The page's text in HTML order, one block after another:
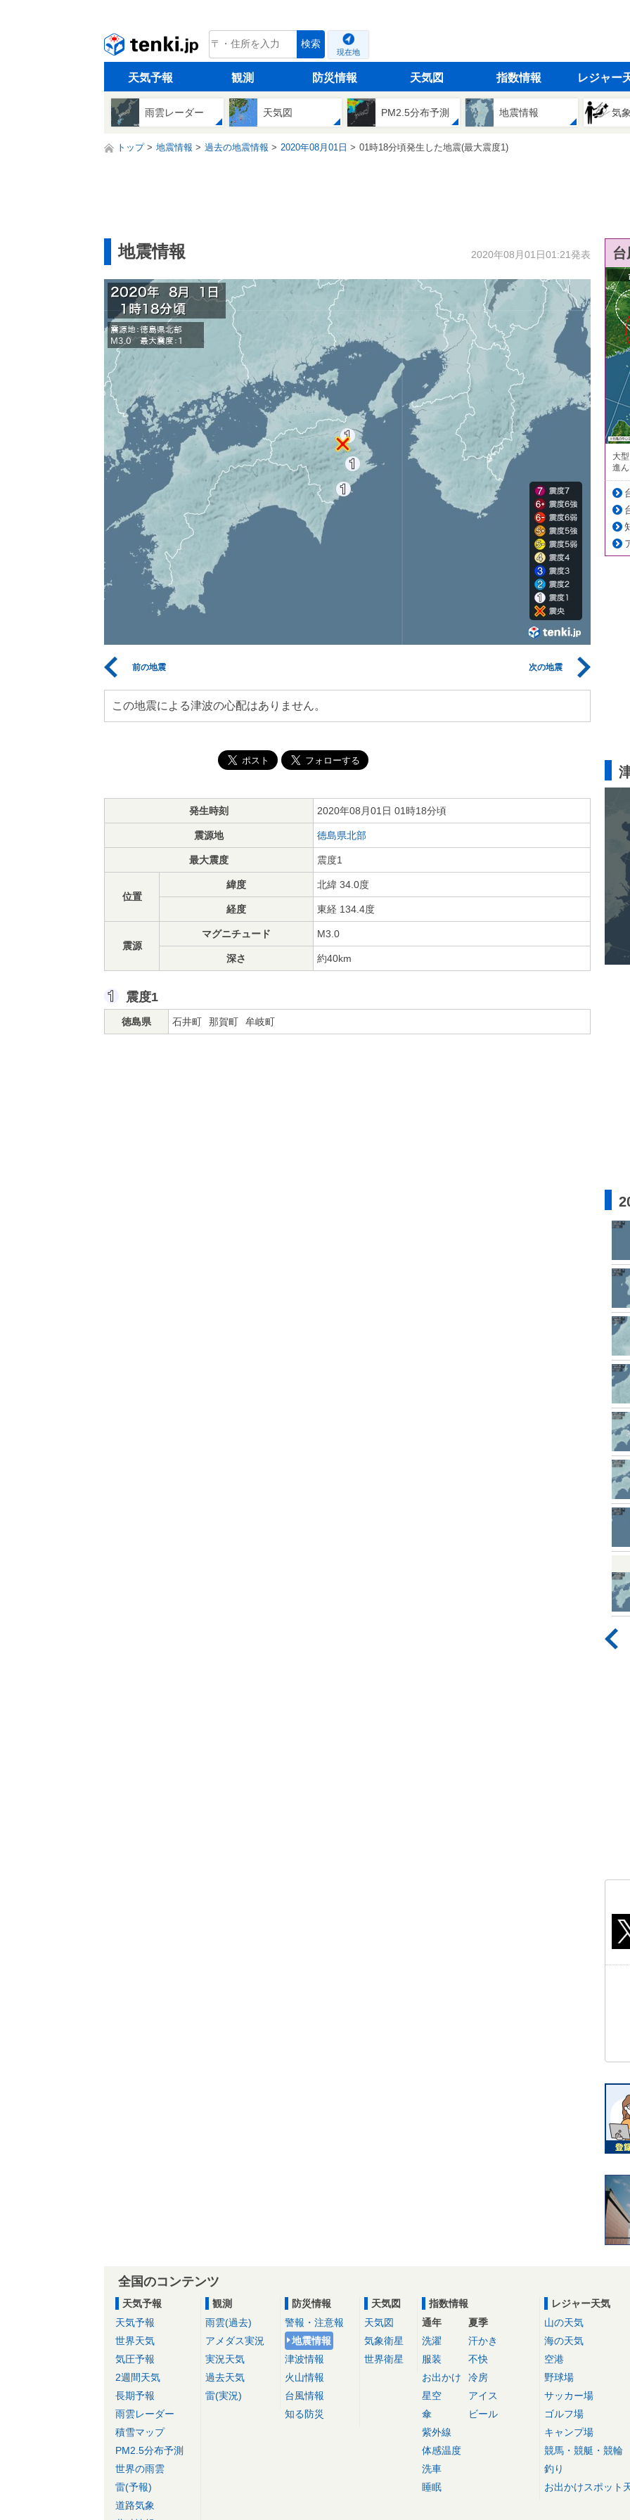
tenki.jp 検索
現在地
天気予報 観測 防災情報 天気図 指数情報 レジャー
雨雲レーダー 天気図 PM2.5分布予測 地震情報 気
トップ 地震情報 過去の地震情報 2020年08月01日 01時18分頃発生した地震(最大震度1)
地震情報 2020年08月01日01:21発表
前の地震 次の地震
この地震による津波の心配はありません。
発生時刻 2020年08月01日 01時18分頃
震源地 徳島県北部
最大震度 震度1
位置
緯度 北緯 34.0度
経度 東経 134.4度
震源
マグニチュード M3.0
深さ 約40km
震度1
徳島県 石井町 那賀町 牟岐町
大
進
全国のコンテンツ
天気予報
天気予報
世界天気
気圧予報
2週間天気
長期予報
雨雲レーダー
積雪マップ
PM2.5分布予測
世界の雨雲
雷(予報)
道路気象
観測
雨雲(過去)
アメダス実況
実況天気
過去天気
雷(実況)
防災情報
警報・注意報
地震情報
津波情報
火山情報
台風情報
知る防災
天気図
天気図
気象衛星
世界衛星
指数情報
通年
洗濯
服装
お出かけ
星空
傘
紫外線
体感温度
洗車
睡眠
夏季
汗かき
不快
冷房
アイス
ビール
レジャー天気
山の天気
海の天気
空港
野球場
サッカー場
ゴルフ場
キャンプ場
競馬・競艇・競輪
釣り
お出かけスポット